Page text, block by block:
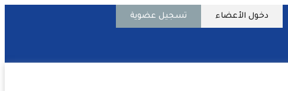
دخول الأعضاء تسجيل عضوية